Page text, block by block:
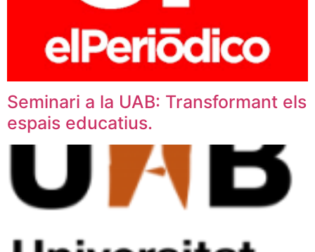
Seminari a la UAB: Transformant els
espais educatius.